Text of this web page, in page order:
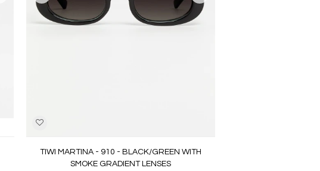
TIWI MARTINA - 910 - BLACK/GREEN WITH
SMOKE GRADIENT LENSES